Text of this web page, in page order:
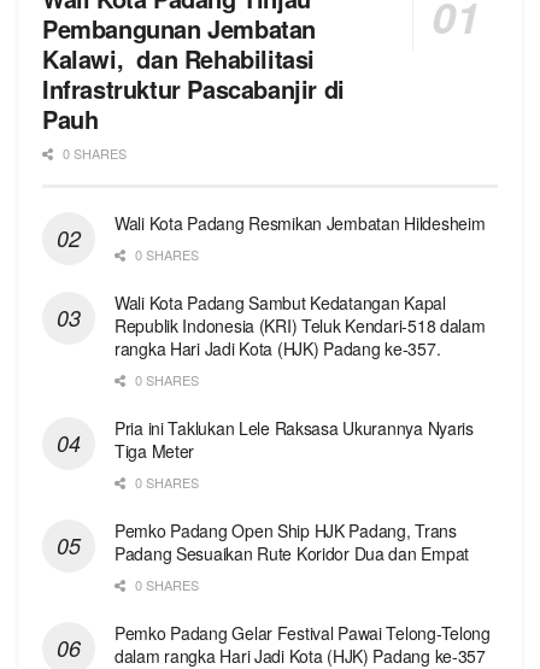
Pembangunan Jembatan
Kalawi, dan Rehabilitasi
Infrastruktur Pascabanjir di
Pauh
0 SHARES
Wali Kota Padang Resmikan Jembatan Hildesheim
0 SHARES
Wali Kota Padang Sambut Kedatangan Kapal
Republik Indonesia (KRI) Teluk Kendari-518 dalam
rangka Hari Jadi Kota (HJK) Padang ke-357.
0 SHARES
Pria ini Taklukan Lele Raksasa Ukurannya Nyaris
Tiga Meter
0 SHARES
Pemko Padang Open Ship HJK Padang, Trans
Padang Sesuaikan Rute Koridor Dua dan Empat
0 SHARES
Pemko Padang Gelar Festival Pawai Telong-Telong
dalam rangka Hari Jadi Kota (HJK) Padang ke-357